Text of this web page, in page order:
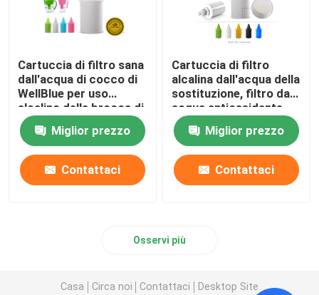
Cartuccia di filtro sana
dall'acqua di cocco di
WellBlue per uso
alcalino della brocca di
acqua
Miglior prezzo
Contattaci
Cartuccia di filtro
alcalina dall'acqua della
sostituzione, filtro da
acqua antiossidante
alcalino
Miglior prezzo
Contattaci
Osservi più
Casa Circa noi Contattaci Desktop Site